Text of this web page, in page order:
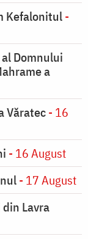
Kefalonitul-
Domnului
a
Văratec- 16
- 16 August
- 17 August
Lavra